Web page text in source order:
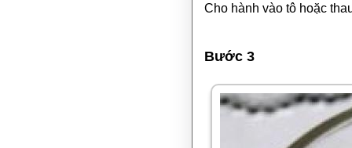
Cho hành vào tô hoặc
Bước 3